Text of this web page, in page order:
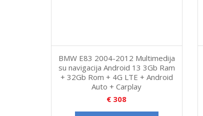
BMW E83 2004-2012 Multimedija
su navigacija Android 13 3Gb Ram
+ 32Gb Rom + 4G LTE + Android
Auto + Carplay
€ 308